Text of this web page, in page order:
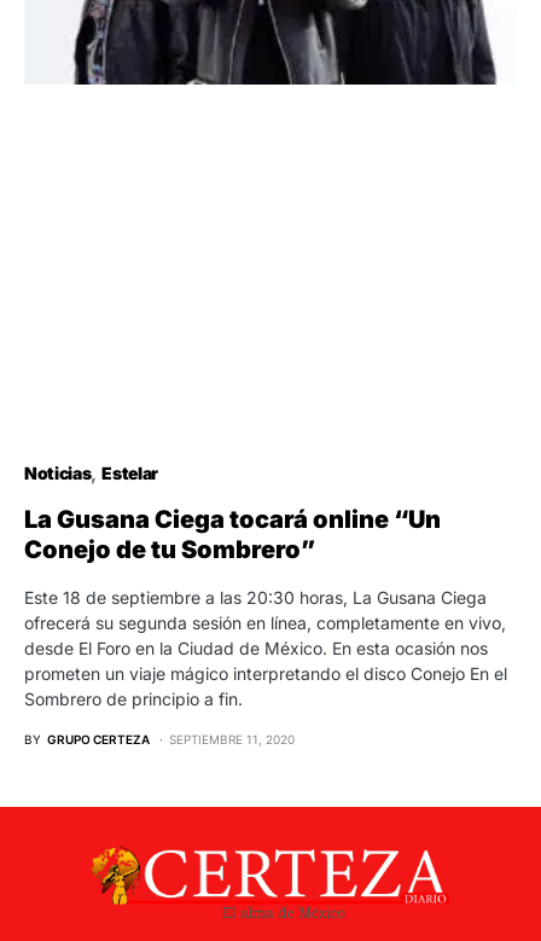
Noticias Estelar
La Gusana Ciega tocará online “Un
Conejo de tu Sombrero”
Este 18 de septiembre a las 20:30 horas, La Gusana Ciega
ofrecerá su segunda sesión en línea, completamente en vivo,
desde El Foro en la Ciudad de México. En esta ocasión nos
prometen un viaje mágico interpretando el disco Conejo En el
Sombrero de principio a fin.
BY GRUPO CERTEZA SEPTIEMBRE 11, 2020